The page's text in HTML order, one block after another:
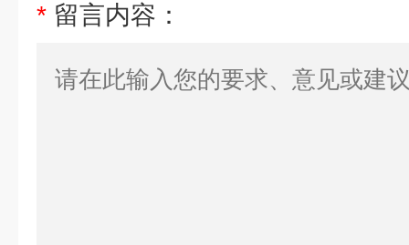
* 留言内容：